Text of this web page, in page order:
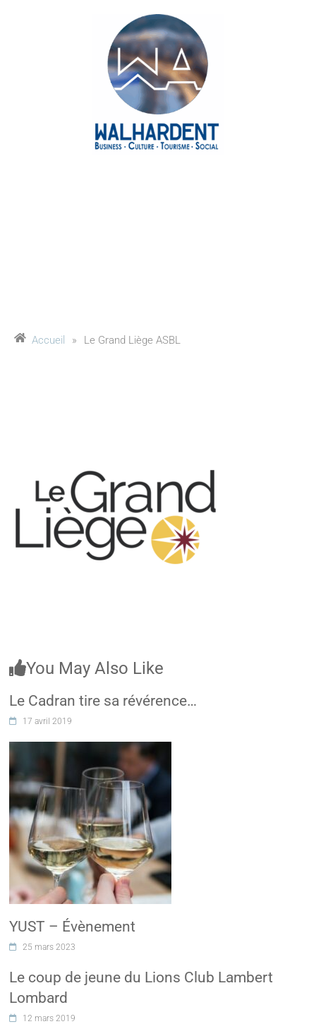
Accueil » Le Grand Liège ASBL
You May Also Like
Le Cadran tire sa révérence…
17 avril 2019
YUST – Évènement
25 mars 2023
Le coup de jeune du Lions Club Lambert
Lombard
12 mars 2019